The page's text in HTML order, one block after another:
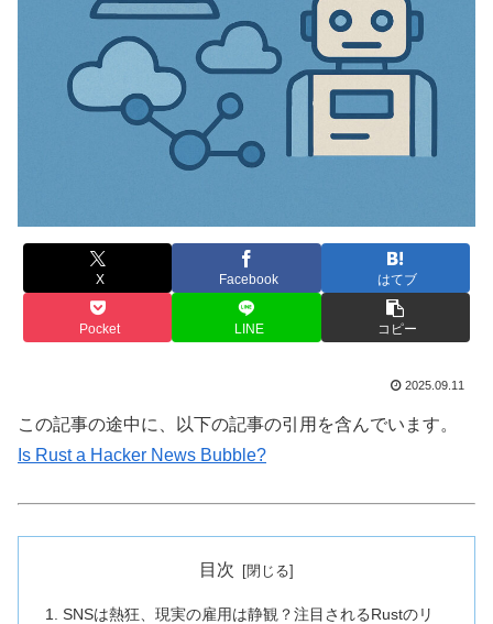
X Facebook はてブ
Pocket LINE コピー
2025.09.11
この記事の途中に、以下の記事の引用を含んでいます。
Is Rust a Hacker News Bubble?
目次
SNSは熱狂、現実の雇用は静観？注目されるRustのリ